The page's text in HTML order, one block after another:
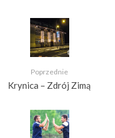
Poprzednie
Krynica – Zdrój Zimą